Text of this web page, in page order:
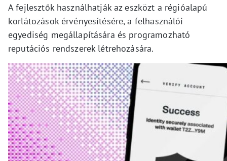
A fejlesztők használhatják az eszközt a régióalapú
korlátozások érvényesítésére, a felhasználói
egyediség megállapítására és programozható
reputációs rendszerek létrehozására.